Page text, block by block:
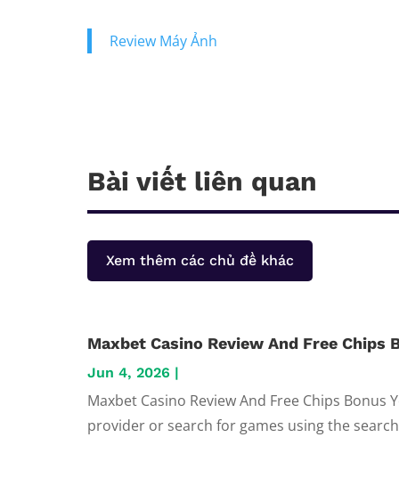
Review Máy Ảnh
Bài viết liên quan
Xem thêm các chủ đề khác
Maxbet Casino Review And Free Chips
Jun 4, 2026 |
Maxbet Casino Review And Free Chips
provider or search for games using the